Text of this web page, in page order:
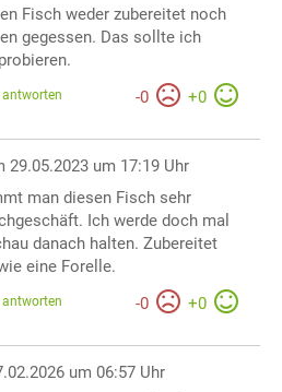
Fisch weder zubereitet noch
gegessen. Das sollte ich
-0 +0
29.05.2023 um 17:19 Uhr
man diesen Fisch sehr
Ich werde doch mal
danach halten. Zubereitet
eine Forelle.
-0 +0
um 06:57 Uhr